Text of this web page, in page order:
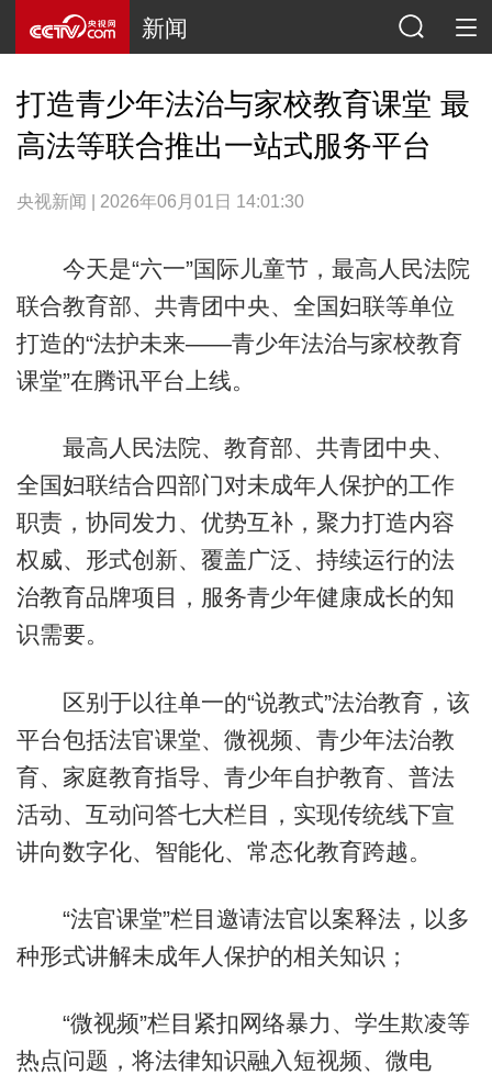
新闻
打造青少年法治与家校教育课堂 最
高法等联合推出一站式服务平台
央视新闻 | 2026年06月01日 14:01:30
今天是“六一”国际儿童节，最高人民法院
联合教育部、共青团中央、全国妇联等单位
打造的“法护未来——青少年法治与家校教育
课堂”在腾讯平台上线。
最高人民法院、教育部、共青团中央、
全国妇联结合四部门对未成年人保护的工作
职责，协同发力、优势互补，聚力打造内容
权威、形式创新、覆盖广泛、持续运行的法
治教育品牌项目，服务青少年健康成长的知
识需要。
区别于以往单一的“说教式”法治教育，该
平台包括法官课堂、微视频、青少年法治教
育、家庭教育指导、青少年自护教育、普法
活动、互动问答七大栏目，实现传统线下宣
讲向数字化、智能化、常态化教育跨越。
“法官课堂”栏目邀请法官以案释法，以多
种形式讲解未成年人保护的相关知识；
“微视频”栏目紧扣网络暴力、学生欺凌等
热点问题，将法律知识融入短视频、微电